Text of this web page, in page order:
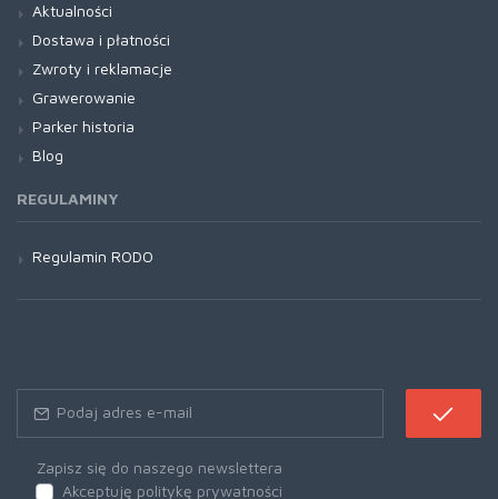
Aktualności
Dostawa i płatności
Zwroty i reklamacje
Grawerowanie
Parker historia
Blog
REGULAMINY
Regulamin RODO
Zapisz się do naszego newslettera
Akceptuję politykę prywatności